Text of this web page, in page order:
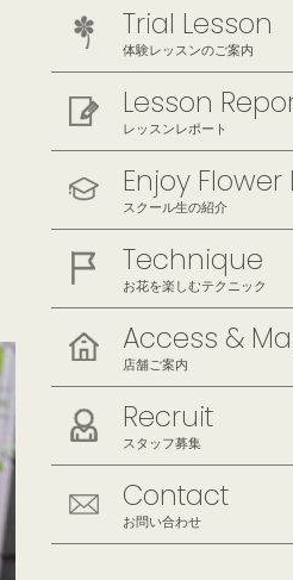
Trial Lesson
体験レッスンのご案内
Lesson
レッスンレポート
Enjoy Flower
スクール生の紹介
Technique
お花を楽しむテクニック
Access &
店舗ご案内
Recruit
スタッフ募集
Contact
お問い合わせ